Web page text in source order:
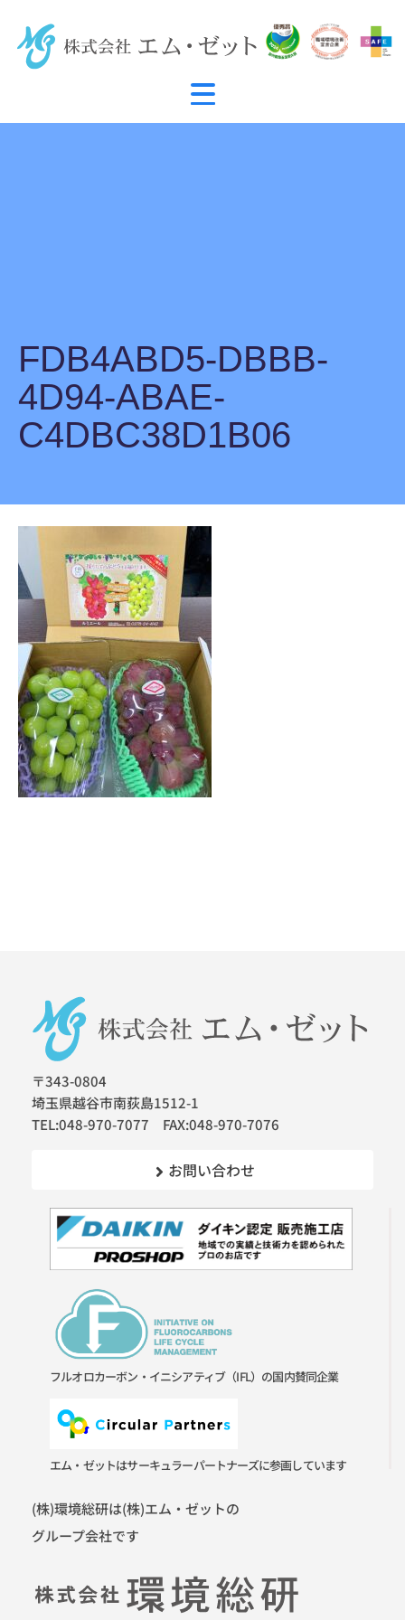
FDB4ABD5-DBBB-
4D94-ABAE-
C4DBC38D1B06
〒343-0804
埼玉県越谷市南荻島1512-1
TEL:048-970-7077 FAX:048-970-7076
お問い合わせ
フルオロカーボン・イニシアティブ（IFL）の国内賛同企業
エム・ゼットはサーキュラーパートナーズに参画しています
(株)環境総研は(株)エム・ゼットの
グループ会社です